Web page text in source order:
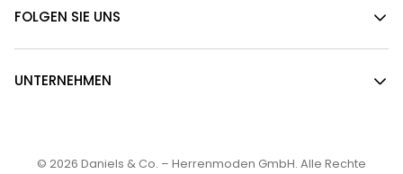
FOLGEN SIE UNS
UNTERNEHMEN
© 2026 Daniels & Co. – Herrenmoden GmbH. Alle Rechte